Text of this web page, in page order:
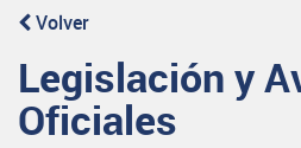
Volver
Legislación y
Oficiales